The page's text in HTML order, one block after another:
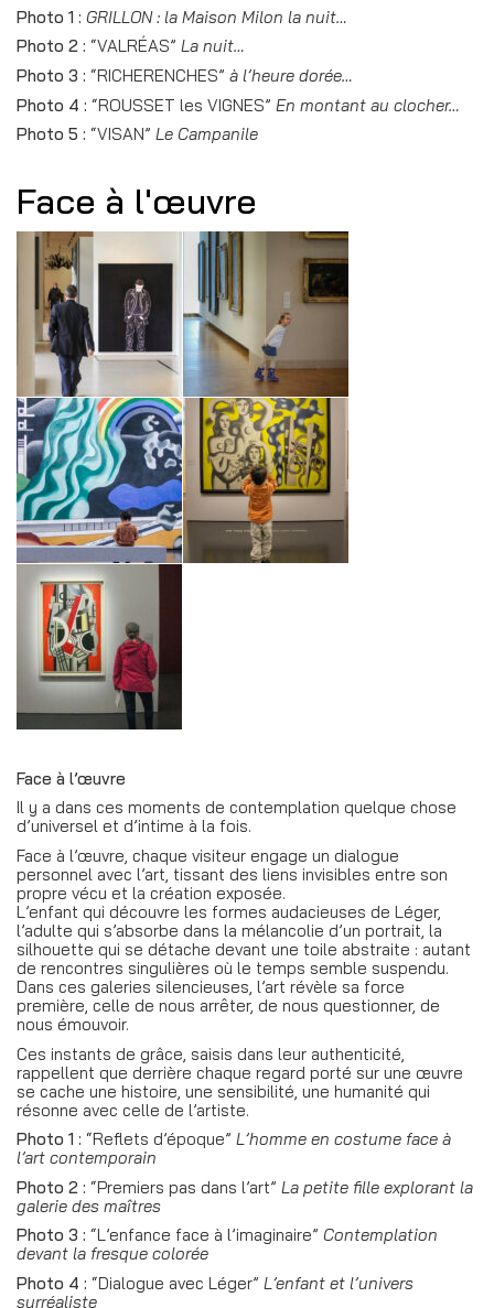
Photo 1 : GRILLON : la Maison Milon la nuit…
Photo 2 : “VALRÉAS” La nuit…
Photo 3 : “RICHERENCHES” à l’heure dorée…
Photo 4 : “ROUSSET les VIGNES” En montant au clocher…
Photo 5 : “VISAN” Le Campanile
Face à l'œuvre
Face à l’œuvre
Il y a dans ces moments de contemplation quelque chose
d’universel et d’intime à la fois.
Face à l’œuvre, chaque visiteur engage un dialogue
personnel avec l’art, tissant des liens invisibles entre son
propre vécu et la création exposée.
L’enfant qui découvre les formes audacieuses de Léger,
l’adulte qui s’absorbe dans la mélancolie d’un portrait, la
silhouette qui se détache devant une toile abstraite : autant
de rencontres singulières où le temps semble suspendu.
Dans ces galeries silencieuses, l’art révèle sa force
première, celle de nous arrêter, de nous questionner, de
nous émouvoir.
Ces instants de grâce, saisis dans leur authenticité,
rappellent que derrière chaque regard porté sur une œuvre
se cache une histoire, une sensibilité, une humanité qui
résonne avec celle de l’artiste.
Photo 1 : “Reflets d’époque” L’homme en costume face à
l’art contemporain
Photo 2 : “Premiers pas dans l’art” La petite fille explorant la
galerie des maîtres
Photo 3 : “L’enfance face à l’imaginaire” Contemplation
devant la fresque colorée
Photo 4 : “Dialogue avec Léger” L’enfant et l’univers
surréaliste